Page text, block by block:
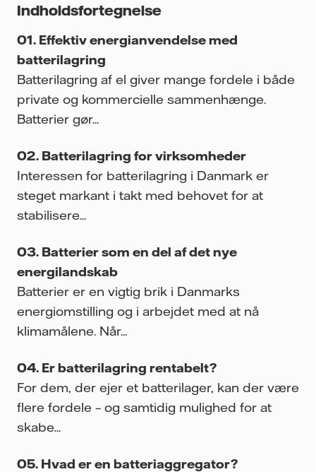
Indholdsfortegnelse
Effektiv energianvendelse med
batterilagring
Batterilagring af el giver mange fordele i både
private og kommercielle sammenhænge.
Batterier gør...
Batterilagring for virksomheder
Interessen for batterilagring i Danmark er
steget markant i takt med behovet for at
stabilisere...
Batterier som en del af det nye
energilandskab
Batterier er en vigtig brik i Danmarks
energiomstilling og i arbejdet med at nå
klimamålene. Når...
Er batterilagring rentabelt?
For dem, der ejer et batterilager, kan der være
flere fordele – og samtidig mulighed for at
skabe...
Hvad er en batteriaggregator?